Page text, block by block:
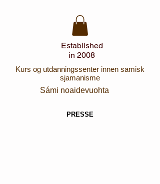
Kurs og utdanningssenter innen samisk
sjamanisme
Established
in 2008
Sámi noaidevuohta
PRESSE